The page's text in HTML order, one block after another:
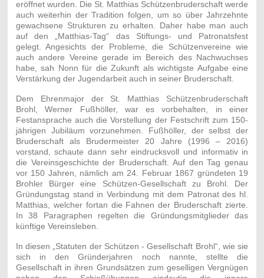
eröffnet wurden. Die St. Matthias Schützenbruderschaft werde
auch weiterhin der Tradition folgen, um so über Jahrzehnte
gewachsene Strukturen zu erhalten. Daher habe man auch
auf den „Matthias-Tag“ das Stiftungs- und Patronatsfest
gelegt. Angesichts der Probleme, die Schützenvereine wie
auch andere Vereine gerade im Bereich des Nachwuchses
habe, sah Nonn für die Zukunft als wichtigste Aufgabe eine
Verstärkung der Jugendarbeit auch in seiner Bruderschaft.
Dem Ehrenmajor der St. Matthias Schützenbruderschaft
Brohl, Werner Fußhöller, war es vorbehalten, in einer
Festansprache auch die Vorstellung der Festschrift zum 150-
jährigen Jubiläum vorzunehmen. Fußhöller, der selbst der
Bruderschaft als Brudermeister 20 Jahre (1996 – 2016)
vorstand, schaute dann sehr eindrucksvoll und informativ in
die Vereinsgeschichte der Bruderschaft. Auf den Tag genau
vor 150 Jahren, nämlich am 24. Februar 1867 gründeten 19
Brohler Bürger eine Schützen-Gesellschaft zu Brohl. Der
Gründungstag stand in Verbindung mit dem Patronat des hl.
Matthias, welcher fortan die Fahnen der Bruderschaft zierte.
In 38 Paragraphen regelten die Gründungsmitglieder das
künftige Vereinsleben.
In diesen „Statuten der Schützen - Gesellschaft Brohl“, wie sie
sich in den Gründerjahren noch nannte, stellte die
Gesellschaft in ihren Grundsätzen zum geselligen Vergnügen